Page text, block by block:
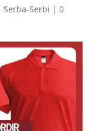
Serba-Serbi | 0